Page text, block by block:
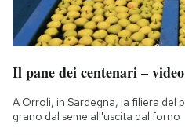
Il pane dei centenari – video
A Orroli, in Sardegna, la filiera del
grano dal seme all'uscita dal forno